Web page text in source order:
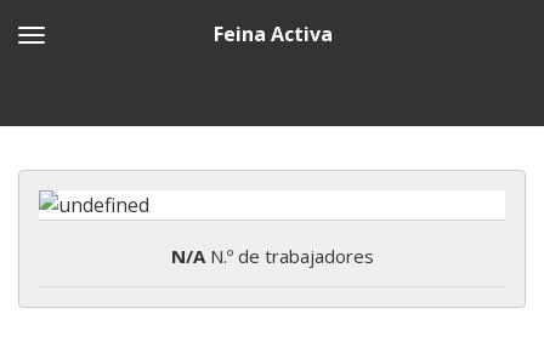
Feina Activa
N/AN.º de trabajadores